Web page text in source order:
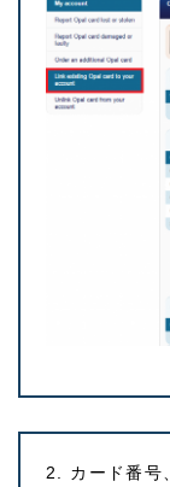
2. カード番号